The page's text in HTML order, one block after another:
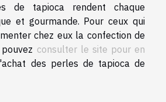
de tapioca rendent chaque
et gourmande. Pour ceux qui
chez eux la confection de
consulter le site pour en
des perles de tapioca de